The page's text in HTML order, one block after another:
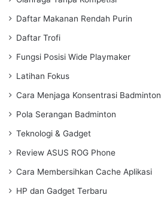
Daftar Makanan Rendah Purin
Daftar Trofi
Fungsi Posisi Wide Playmaker
Latihan Fokus
Cara Menjaga Konsentrasi Badminton
Pola Serangan Badminton
Teknologi & Gadget
Review ASUS ROG Phone
Cara Membersihkan Cache Aplikasi
HP dan Gadget Terbaru